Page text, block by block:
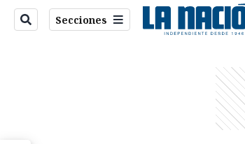
Secciones